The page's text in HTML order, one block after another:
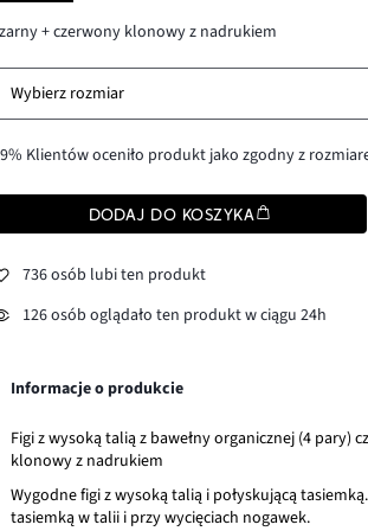
+ czerwony klonowy z nadrukiem
Wybierz rozmiar
Klientów oceniło produkt jako zgodny z
DODAJ DO KOSZYKA
736 osób lubi ten produkt
126 osób oglądało ten produkt w ciągu 24h
Informacje o produkcie
Figi z wysoką talią z bawełny organicznej (4 pary)
klonowy z nadrukiem
Wygodne figi z wysoką talią i połyskującą
tasiemką w talii i przy wycięciach nogawek.